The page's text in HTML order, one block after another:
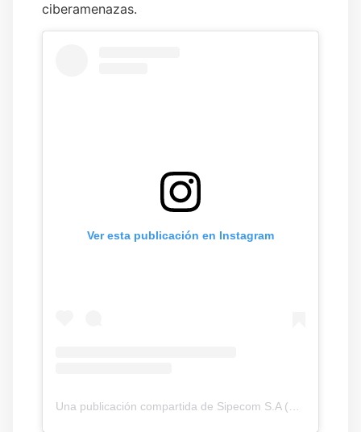
ciberamenazas.
Ver esta publicación en Instagram